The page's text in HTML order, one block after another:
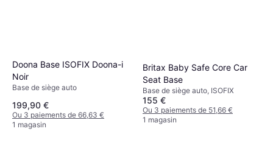
Doona Base ISOFIX Doona-i
Noir
Base de siège auto
199,90 €
Ou 3 paiements de 66,63 €
1 magasin
Britax Baby Safe Core Car
Seat Base
Base de siège auto, ISOFIX
155 €
Ou 3 paiements de 51,66 €
1 magasin